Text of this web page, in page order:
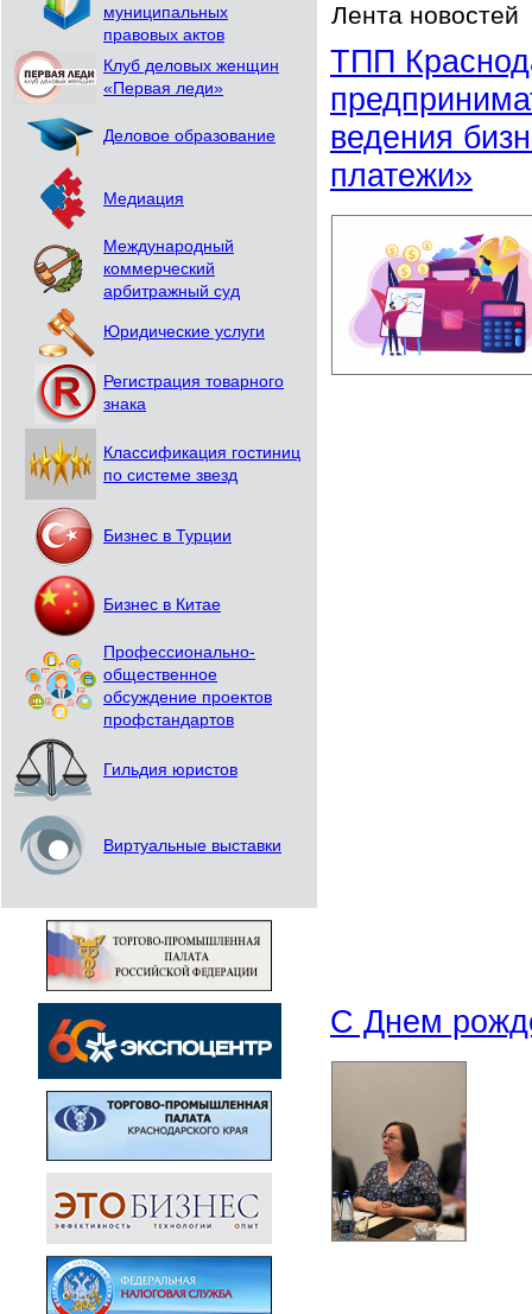
муниципальных
правовых актов
Клуб деловых женщин
«Первая леди»
Деловое образование
Медиация
Международный
коммерческий
арбитражный суд
Юридические услуги
Регистрация товарного
знака
Классификация гостиниц
по системе звезд
Бизнес в Турции
Бизнес в Китае
Профессионально-
общественное
обсуждение проектов
профстандартов
Гильдия юристов
Виртуальные выставки
Лента новостей
ТПП
ведения
платежи»
С Днем